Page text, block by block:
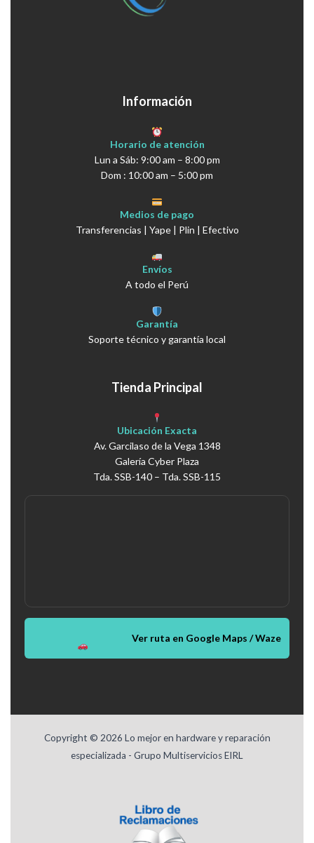
Información
Horario de atención
Lun a Sáb: 9:00 am – 8:00 pm
Dom : 10:00 am – 5:00 pm
Medios de pago
Transferencias | Yape | Plin | Efectivo
Envíos
A todo el Perú
Garantía
Soporte técnico y garantía local
Tienda Principal
Ubicación Exacta
Av. Garcilaso de la Vega 1348
Galería Cyber Plaza
Tda. SSB-140 – Tda. SSB-115
Ver ruta en Google Maps / Waze
Copyright © 2026 Lo mejor en hardware y reparación
especializada - Grupo Multiservicios EIRL